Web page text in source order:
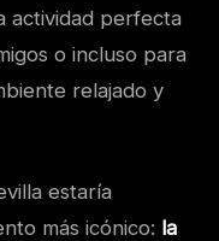
actividad perfecta
o incluso para
relajado y
estaría
más icónico: la